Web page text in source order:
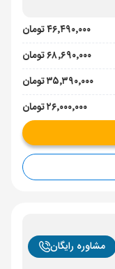
۴۶٬۴۹۰٬۰۰۰ تومان
۶۸٬۶۹۰٬۰۰۰ تومان
۳۵٬۳۹۰٬۰۰۰ تومان
۲۶٬۰۰۰٬۰۰۰ تومان
مشاوره رایگان